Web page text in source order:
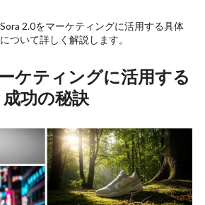
2.0をマーケティングに活用する具体
ついて詳しく解説します。
ケティングに活用する
功の秘訣